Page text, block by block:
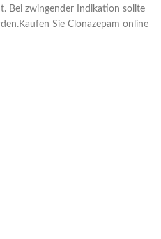
Bei zwingender Indikation sollte
Sie Clonazepam online